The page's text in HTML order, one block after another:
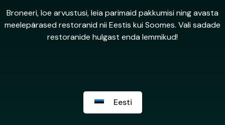
Broneeri, loe arvustusi, leia parimaid pakkumisi ning avasta
meelepärased restoranid nii Eestis kui Soomes. Vali sadade
restoranide hulgast enda lemmikud!
Eesti